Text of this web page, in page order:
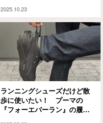
2025.10.23
ランニングシューズだけど散
歩に使いたい！ プーマの
『フォーエバーラン』の履き